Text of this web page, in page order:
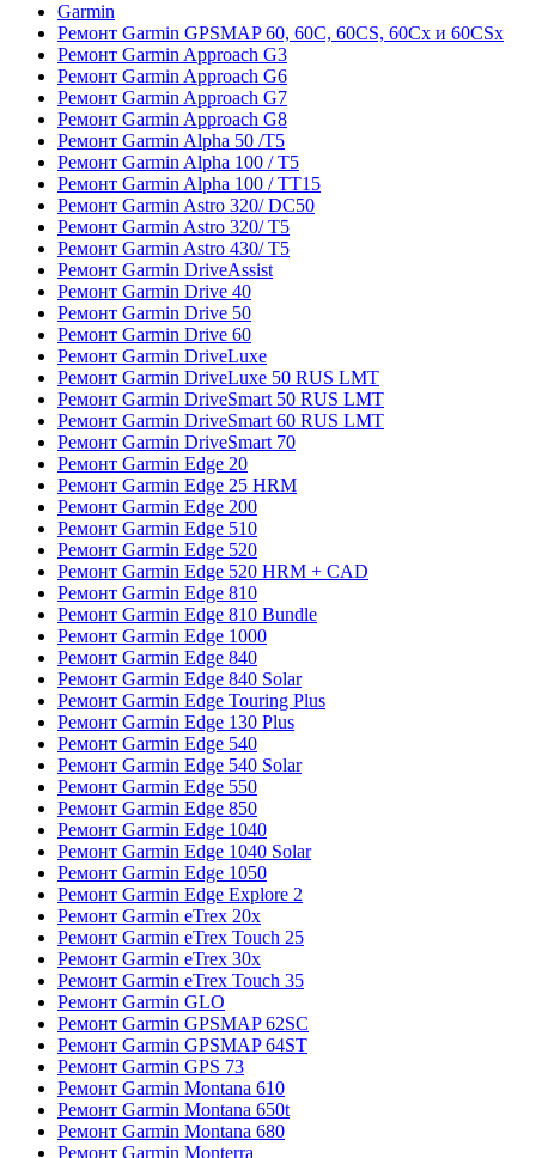
Garmin
Ремонт Garmin GPSMAP 60, 60C, 60CS, 60Cx и 60CSx
Ремонт Garmin Approach G3
Ремонт Garmin Approach G6
Ремонт Garmin Approach G7
Ремонт Garmin Approach G8
Ремонт Garmin Alpha 50 /T5
Ремонт Garmin Alpha 100 / T5
Ремонт Garmin Alpha 100 / TT15
Ремонт Garmin Astro 320/ DC50
Ремонт Garmin Astro 320/ T5
Ремонт Garmin Astro 430/ T5
Ремонт Garmin DriveAssist
Ремонт Garmin Drive 40
Ремонт Garmin Drive 50
Ремонт Garmin Drive 60
Ремонт Garmin DriveLuxe
Ремонт Garmin DriveLuxe 50 RUS LMT
Ремонт Garmin DriveSmart 50 RUS LMT
Ремонт Garmin DriveSmart 60 RUS LMT
Ремонт Garmin DriveSmart 70
Ремонт Garmin Edge 20
Ремонт Garmin Edge 25 HRM
Ремонт Garmin Edge 200
Ремонт Garmin Edge 510
Ремонт Garmin Edge 520
Ремонт Garmin Edge 520 HRM + CAD
Ремонт Garmin Edge 810
Ремонт Garmin Edge 810 Bundle
Ремонт Garmin Edge 1000
Ремонт Garmin Edge 840
Ремонт Garmin Edge 840 Solar
Ремонт Garmin Edge Touring Plus
Ремонт Garmin Edge 130 Plus
Ремонт Garmin Edge 540
Ремонт Garmin Edge 540 Solar
Ремонт Garmin Edge 550
Ремонт Garmin Edge 850
Ремонт Garmin Edge 1040
Ремонт Garmin Edge 1040 Solar
Ремонт Garmin Edge 1050
Ремонт Garmin Edge Explore 2
Ремонт Garmin eTrex 20x
Ремонт Garmin eTrex Touch 25
Ремонт Garmin eTrex 30x
Ремонт Garmin eTrex Touch 35
Ремонт Garmin GLO
Ремонт Garmin GPSMAP 62SC
Ремонт Garmin GPSMAP 64ST
Ремонт Garmin GPS 73
Ремонт Garmin Montana 610
Ремонт Garmin Montana 650t
Ремонт Garmin Montana 680
Ремонт Garmin Monterra